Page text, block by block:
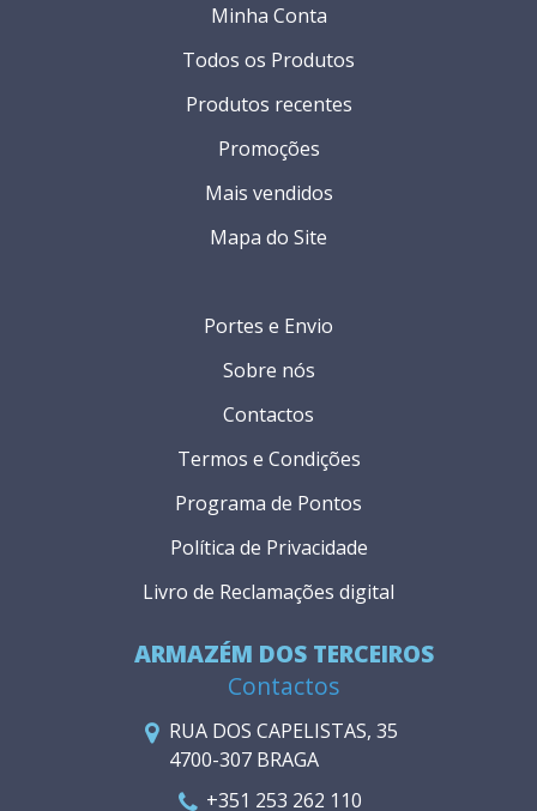
ARMAZÉM DOS TERCEIROS
Contactos
RUA DOS CAPELISTAS, 35
4700-307 BRAGA
+351 253 262 110
Portes e Envio
Sobre nós
Contactos
Termos e Condições
Programa de Pontos
Política de Privacidade
Livro de Reclamações digital
Minha Conta
Todos os Produtos
Produtos recentes
Promoções
Mais vendidos
Mapa do Site